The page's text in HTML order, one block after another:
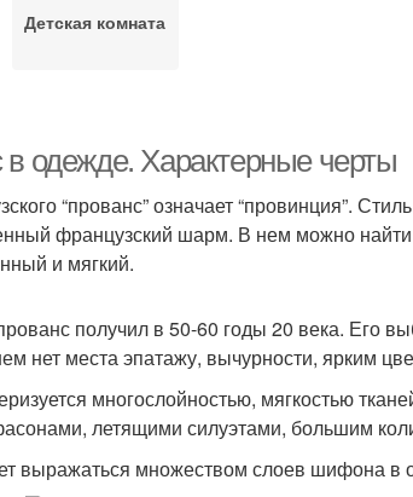
Детская комната
одежде. Характерные черты
“прованс” означает “провинция”.
французский шарм. В нем можно найти
и мягкий.
получил в 50-60 годы 20 века. Его
нет места эпатажу, вычурности, ярким
многослойностью, мягкостью
летящими силуэтами, большим
выражаться множеством слоев шифона в